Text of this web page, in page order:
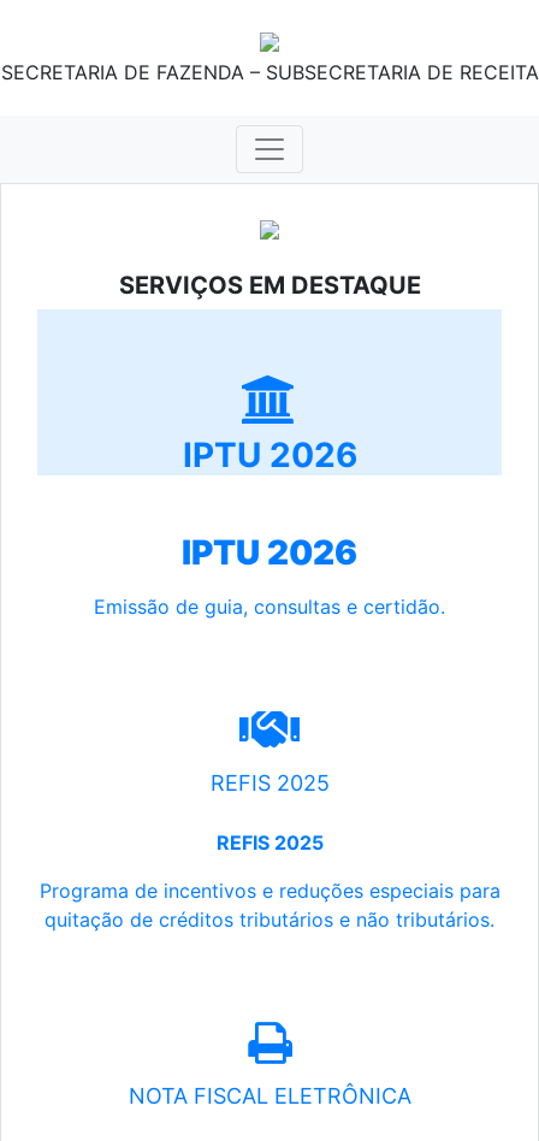
SECRETARIA DE FAZENDA – SUBSECRETARIA DE RECEITA
SERVIÇOS EM DESTAQUE
IPTU 2026
IPTU 2026
Emissão de guia, consultas e certidão.
REFIS 2025
REFIS 2025
Programa de incentivos e reduções especiais para
quitação de créditos tributários e não tributários.
NOTA FISCAL ELETRÔNICA